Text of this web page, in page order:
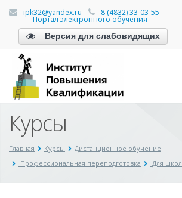
ipk32@yandex.ru 8 (4832) 33-03-55
Портал электронного обучения
Версия для слабовидящих
Курсы
Главная Курсы
Дистанционное обучение
Профессиональная переподготовка
Для школ